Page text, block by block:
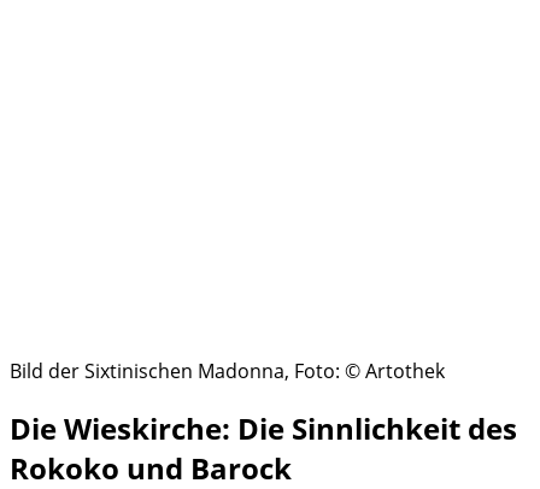
Bild der Sixtinischen Madonna, Foto: © Artothek
Die Wieskirche: Die Sinnlichkeit des
Rokoko und Barock